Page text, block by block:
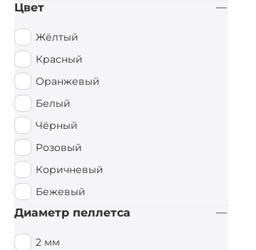
Мульти Фиш
Мульти Фрукт
Мясной
Орех
Острые Специи
Осьминог
Палтус
Перец чили
Пряный
Рыбный
Цвет
Жёлтый
Красный
Оранжевый
Белый
Чёрный
Розовый
Коричневый
Бежевый
Диаметр пеллетса
2 мм